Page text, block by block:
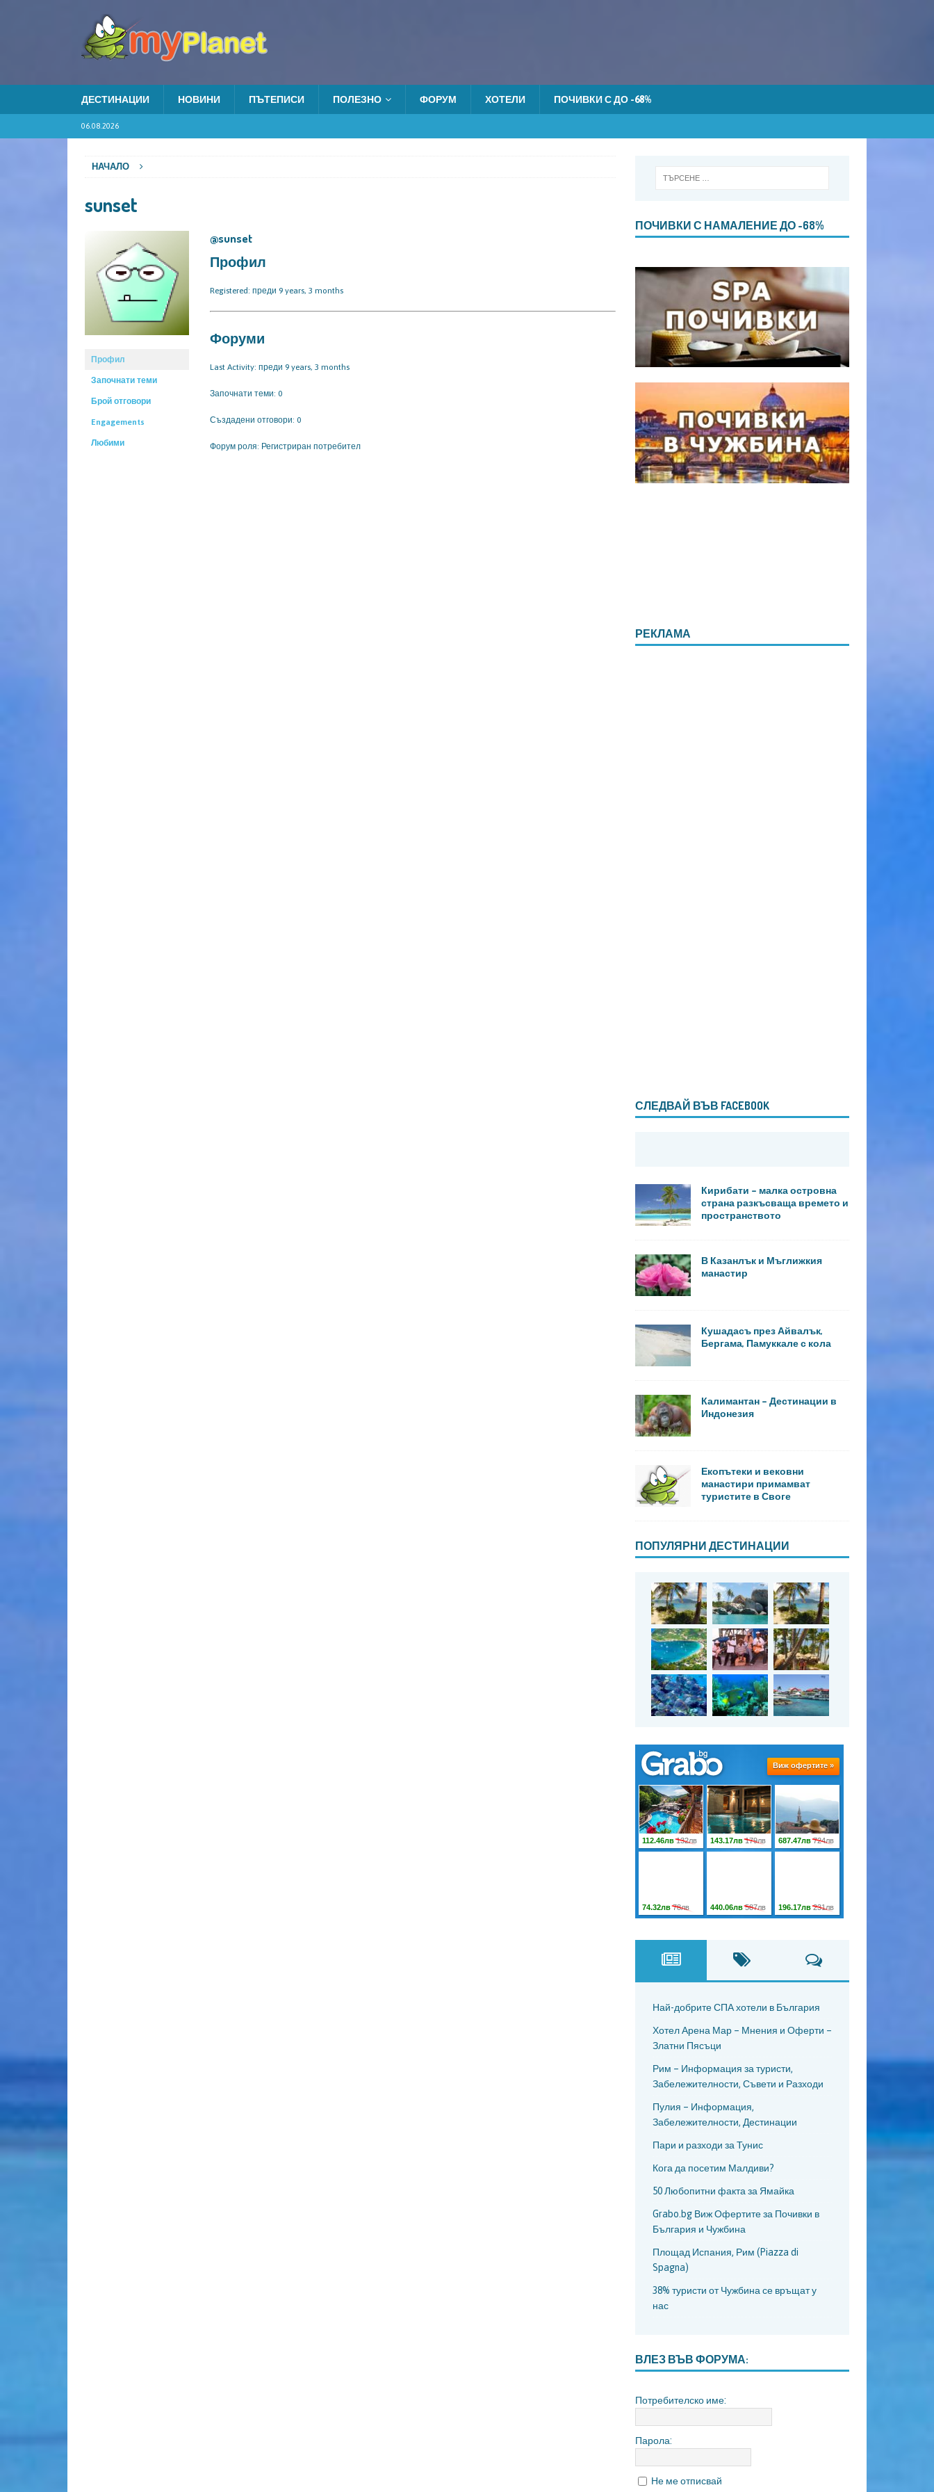
ДЕСТИНАЦИИ НОВИНИ ПЪТЕПИСИ ПОЛЕЗНО ФОРУМ ХОТЕЛИ ПОЧИВКИ С ДО -68%
06.08.2026
НАЧАЛО
sunset
Профил
Започнати теми
Брой отговори
Engagements
Любими
@sunset
Профил
Registered: преди 9 years, 3 months
Форуми
Last Activity: преди 9 years, 3 months
Започнати теми: 0
Създадени отговори: 0
Форум роля: Регистриран потребител
ПОЧИВКИ С НАМАЛЕНИЕ ДО -68%
РЕКЛАМА
СЛЕДВАЙ ВЪВ FACEBOOK
Кирибати – малка островна
страна разкъсваща времето и
пространството
В Казанлък и Мъглижкия
манастир
Кушадасъ през Айвалък,
Бергама, Памуккале с кола
Калимантан – Дестинации в
Индонезия
Екопътеки и вековни
манастири примамват
туристите в Своге
ПОПУЛЯРНИ ДЕСТИНАЦИИ
Най-добрите СПА хотели в България
Хотел Арена Мар – Мнения и Оферти –
Златни Пясъци
Рим – Информация за туристи,
Забележителности, Съвети и Разходи
Пулия – Информация,
Забележителности, Дестинации
Пари и разходи за Тунис
Кога да посетим Малдиви?
50 Любопитни факта за Ямайка
Grabo.bg Виж Офертите за Почивки в
България и Чужбина
Площад Испания, Рим (Piazza di
Spagna)
38% туристи от Чужбина се връщат у
нас
ВЛЕЗ ВЪВ ФОРУМА:
Потребителско име:
Парола:
Не ме отписвай